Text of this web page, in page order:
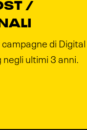
/
di Digital
negli ultimi 3 anni.